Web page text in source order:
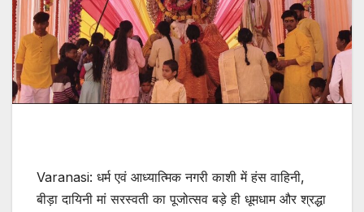
Varanasi: धर्म एवं आध्यात्मिक नगरी काशी में हंस वाहिनी,
बीड़ा दायिनी मां सरस्वती का पूजोत्सव बड़े ही धूमधाम और श्रद्धा